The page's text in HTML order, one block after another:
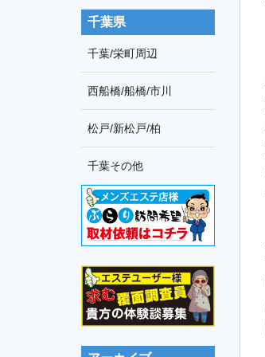
千葉県
千葉/栄町周辺
西船橋/船橋/市川
松戸/新松戸/柏
千葉その他